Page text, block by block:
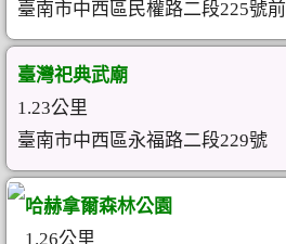
臺南市中西區民權路二段225號前
臺灣祀典武廟
1.23公里
臺南市中西區永福路二段229號
哈赫拿爾森林公園
1.26公里